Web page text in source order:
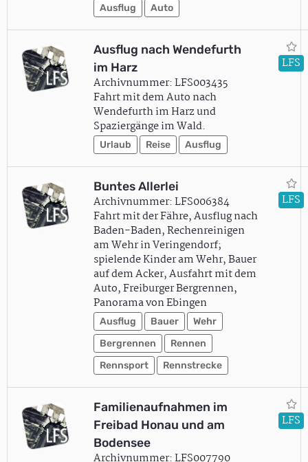
Ausflug Auto
Ausflug nach Wendefurth
im Harz
Archivnummer: LFS003435
Fahrt mit dem Auto nach
Wendefurth im Harz und
Spaziergänge im Wald.
Urlaub Reise Ausflug
LFS
Buntes Allerlei
Archivnummer: LFS006384
Fahrt mit der Fähre, Ausflug nach
Baden-Baden, Rechenreinigen
am Wehr in Veringendorf;
spielende Kinder am Wehr, Bauer
auf dem Acker, Ausfahrt mit dem
Auto, Freiburger Bergrennen,
Panorama von Ebingen
Ausflug Bauer
Wehr
Bergrennen
Rennen
Rennsport
Rennstrecke
LFS
Familienaufnahmen im
Freibad Honau und am
Bodensee
Archivnummer: LFS007790
LFS